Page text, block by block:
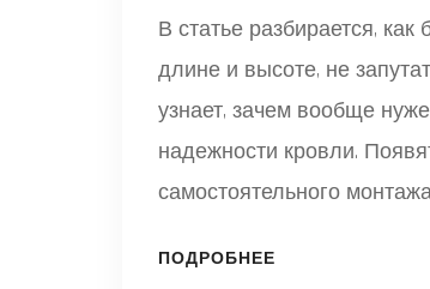
В статье разбирается,
длине и высоте, не
узнает, зачем вообще
надежности кровли.
самостоятельного
Поделимся также
ПОДРОБНЕЕ